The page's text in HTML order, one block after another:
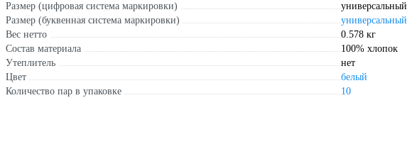
Размер (цифровая система маркировки)
универсальный
Размер (буквенная система маркировки)
универсальный
Вес нетто
0.578 кг
Состав материала
100% хлопок
Утеплитель
нет
Цвет
белый
Количество пар в упаковке
10